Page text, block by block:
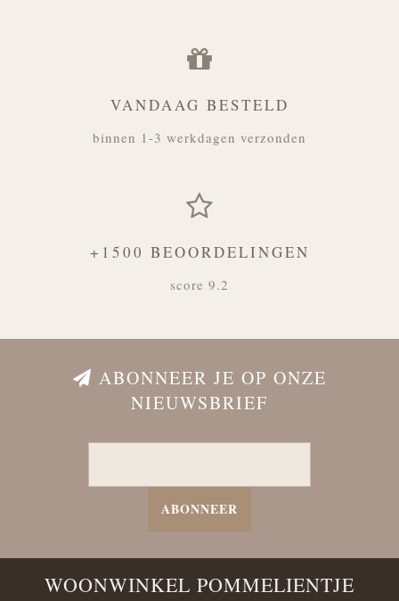
VANDAAG BESTELD
binnen 1-3 werkdagen verzonden
+1500 BEOORDELINGEN
score 9.2
ABONNEER JE OP ONZE
NIEUWSBRIEF
ABONNEER
WOONWINKEL POMMELIENTJE